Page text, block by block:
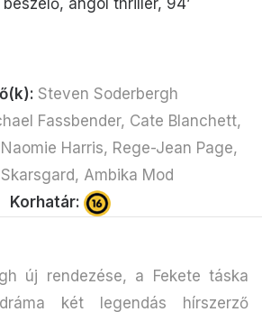
Steven Soderbergh
Fassbender, Cate Blanchett,
Harris, Rege-Jean Page,
Ambika Mod
Korhatár:
új rendezése, a Fekete táska
két legendás hírszerző